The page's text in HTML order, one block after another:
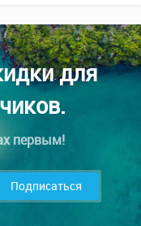
для
первым!
Подписаться